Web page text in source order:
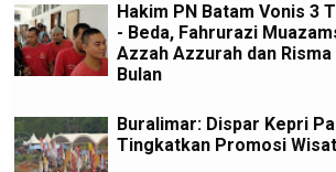
Hakim PN Batam Vonis 3
- Beda, Fahrurazi
Azzah Azzurah dan
Bulan
Buralimar: Dispar Kepri
Tingkatkan Promosi